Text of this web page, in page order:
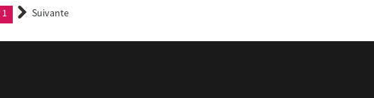
1 (current)Suivante